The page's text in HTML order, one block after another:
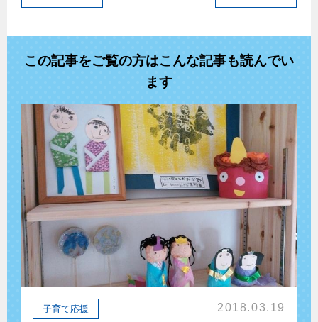
この記事をご覧の方はこんな記事も読んでい
ます
子育て応援 2018.03.19